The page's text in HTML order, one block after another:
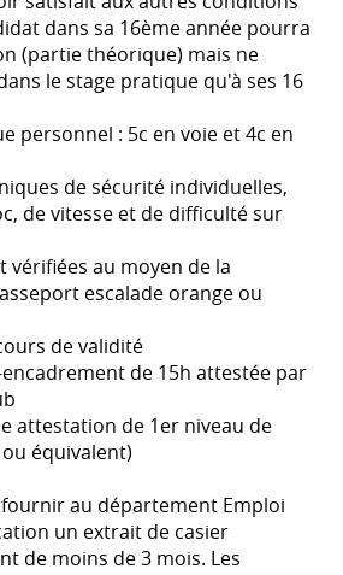
dans sa 16ème année pourra
(partie théorique) mais ne
le stage pratique qu'à ses 16
personnel : 5c en voie et 4c en
de sécurité individuelles,
de vitesse et de difficulté sur
vérifiées au moyen de la
escalade orange ou
de validité
encadrement de 15h attestée par
attestation de 1er niveau de
équivalent)
au département Emploi
un extrait de casier
de moins de 3 mois. Les